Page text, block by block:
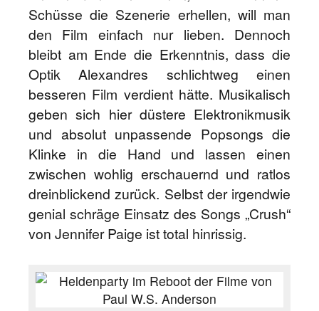
Schüsse die Szenerie erhellen, will man
den Film einfach nur lieben. Dennoch
bleibt am Ende die Erkenntnis, dass die
Optik Alexandres schlichtweg einen
besseren Film verdient hätte. Musikalisch
geben sich hier düstere Elektronikmusik
und absolut unpassende Popsongs die
Klinke in die Hand und lassen einen
zwischen wohlig erschauernd und ratlos
dreinblickend zurück. Selbst der irgendwie
genial schräge Einsatz des Songs „Crush“
von Jennifer Paige ist total hinrissig.